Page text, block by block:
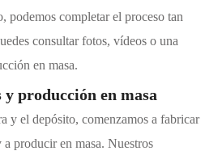
podemos completar el proceso tan
consultar fotos, vídeos o una
en masa.
producción en masa
y el depósito, comenzamos a fabricar
a producir en masa. Nuestros